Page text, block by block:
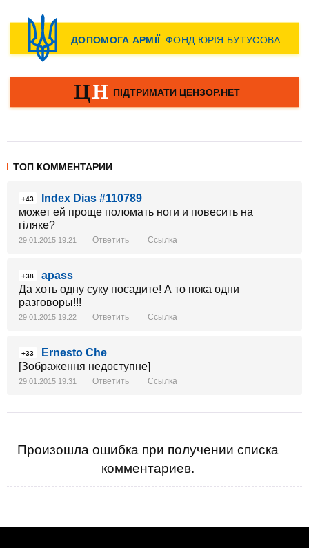
ТОП КОММЕНТАРИИ
+43
Index Dias #110789
может ей проще поломать ноги и повесить на
гіляке?
29.01.2015 19:21 Ответить Ссылка
+38
apass
Да хоть одну суку посадите! А то пока одни
разговоры!!!
29.01.2015 19:22 Ответить Ссылка
+33
Ernesto Che
[Зображення недоступне]
29.01.2015 19:31 Ответить Ссылка
Произошла ошибка при получении списка
комментариев.